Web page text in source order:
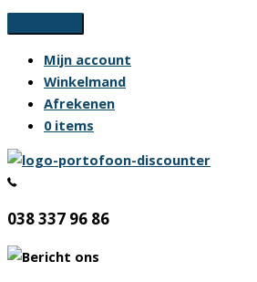
Ga
naar
inhoud
Mijn account
Winkelmand
Afrekenen
0 items
038 337 96 86